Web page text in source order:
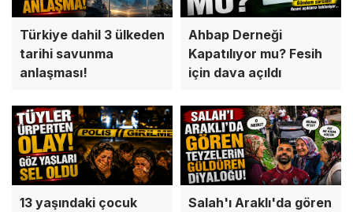
Türkiye dahil 3 ülkeden
tarihi savunma
anlaşması!
Ahbap Derneği
Kapatılıyor mu? Fesih
için dava açıldı
13 yaşındaki çocuk
Salah'ı Araklı'da gören